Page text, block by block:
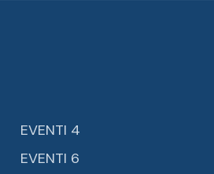
EVENTI 4
EVENTI 6